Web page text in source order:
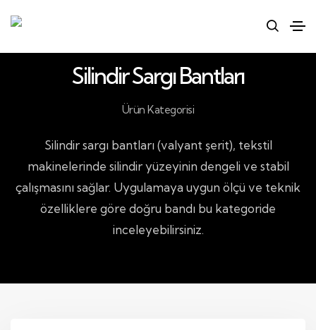
Silindir Sargı Bantları
Ürün Kategorisi
Silindir sargı bantları (valyant şerit), tekstil
makinelerinde silindir yüzeyinin dengeli ve stabil
çalışmasını sağlar. Uygulamaya uygun ölçü ve teknik
özelliklere göre doğru bandı bu kategoride
inceleyebilirsiniz.